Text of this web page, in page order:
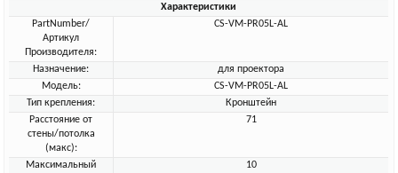
Характеристики
PartNumber/
Артикул
Производителя:
CS-VM-PR05L-AL
Назначение:
для проектора
Модель:
CS-VM-PR05L-AL
Тип крепления:
Кронштейн
Расстояние от
стены/потолка
(макс):
71
Максимальный
10